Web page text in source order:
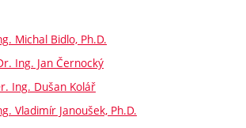
Michal Bidlo, Ph.D.
Ing. Jan Černocký
Ing. Dušan Kolář
Vladimír Janoušek, Ph.D.